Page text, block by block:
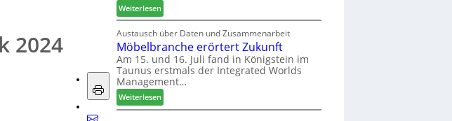
2024
Weiterlesen:
L
e
u
c
o
l
d
Austausch über Daten und Zusammenarbeit
Möbelbranche erörtert Zukunft
Am 15. und 16. Juli fand in Königstein im
Taunus erstmals der Integrated Worlds
Management…
Weiterlesen:
M